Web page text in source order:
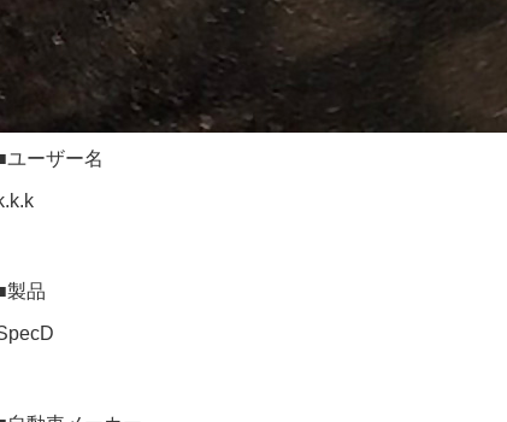
ユーザー名
製品